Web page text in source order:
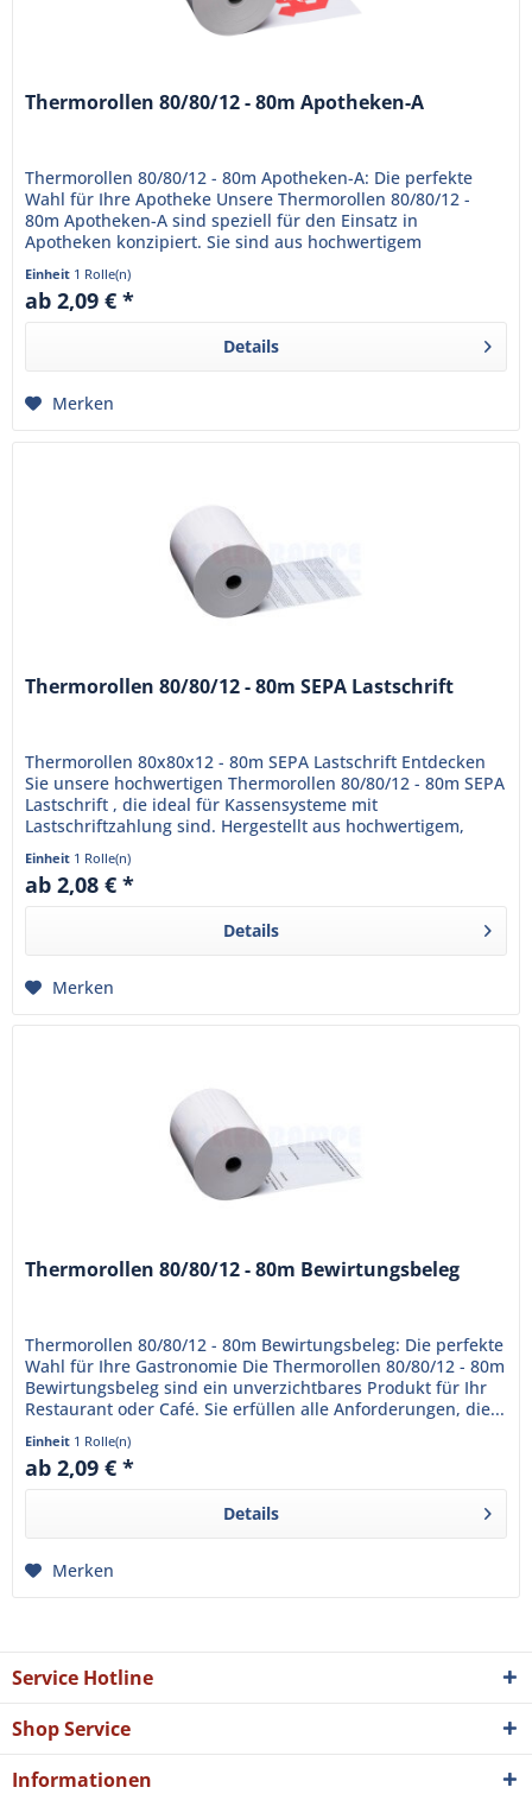
Thermorollen 80/80/12 - 80m Apotheken-A
Thermorollen 80/80/12 - 80m Apotheken-A: Die perfekte
Wahl für Ihre Apotheke Unsere Thermorollen 80/80/12 -
80m Apotheken-A sind speziell für den Einsatz in
Apotheken konzipiert. Sie sind aus hochwertigem
Thermopapier gefertigt und...
Einheit 1 Rolle(n)
ab 2,09 € *
Details
Merken
Thermorollen 80/80/12 - 80m SEPA Lastschrift
Thermorollen 80x80x12 - 80m SEPA Lastschrift Entdecken
Sie unsere hochwertigen Thermorollen 80/80/12 - 80m SEPA
Lastschrift , die ideal für Kassensysteme mit
Lastschriftzahlung sind. Hergestellt aus hochwertigem,
Einheit 1 Rolle(n)
ab 2,08 € *
Details
Merken
Thermorollen 80/80/12 - 80m Bewirtungsbeleg
Thermorollen 80/80/12 - 80m Bewirtungsbeleg: Die perfekte
Wahl für Ihre Gastronomie Die Thermorollen 80/80/12 - 80m
Bewirtungsbeleg sind ein unverzichtbares Produkt für Ihr
Restaurant oder Café. Sie erfüllen alle Anforderungen, die...
Einheit 1 Rolle(n)
ab 2,09 € *
Details
Merken
Service Hotline
Shop Service
Informationen